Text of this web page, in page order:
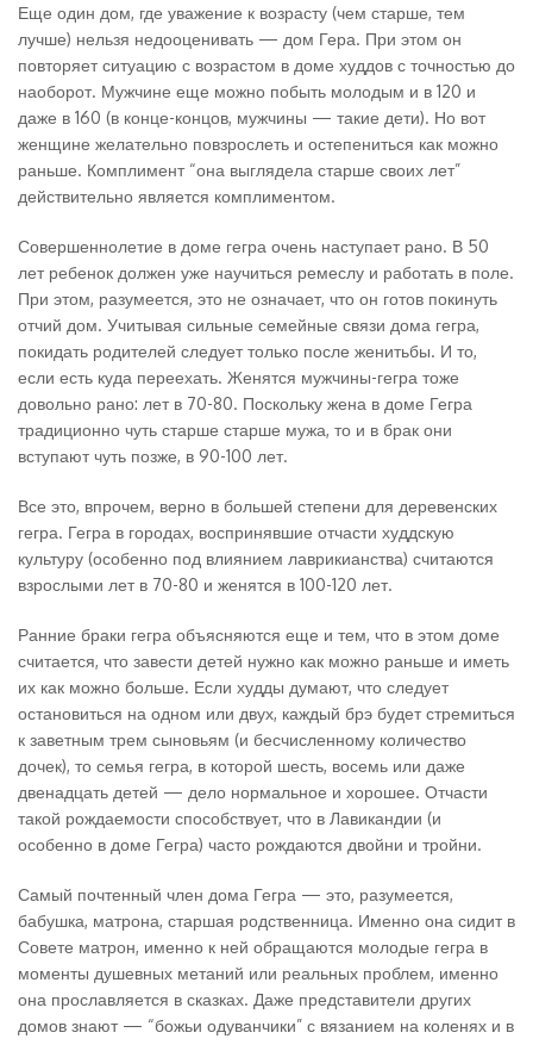
Еще один дом, где уважение к возрасту (чем старше, тем
лучше) нельзя недооценивать — дом Гера. При этом он
повторяет ситуацию с возрастом в доме худдов с точностью до
наоборот. Мужчине еще можно побыть молодым и в 120 и
даже в 160 (в конце-концов, мужчины — такие дети). Но вот
женщине желательно повзрослеть и остепениться как можно
раньше. Комплимент “она выглядела старше своих лет”
действительно является комплиментом.
Совершеннолетие в доме гегра очень наступает рано. В 50
лет ребенок должен уже научиться ремеслу и работать в поле.
При этом, разумеется, это не означает, что он готов покинуть
отчий дом. Учитывая сильные семейные связи дома гегра,
покидать родителей следует только после женитьбы. И то,
если есть куда переехать. Женятся мужчины-гегра тоже
довольно рано: лет в 70-80. Поскольку жена в доме Гегра
традиционно чуть старше старше мужа, то и в брак они
вступают чуть позже, в 90-100 лет.
Все это, впрочем, верно в большей степени для деревенских
гегра. Гегра в городах, воспринявшие отчасти худдскую
культуру (особенно под влиянием лаврикианства) считаются
взрослыми лет в 70-80 и женятся в 100-120 лет.
Ранние браки гегра объясняются еще и тем, что в этом доме
считается, что завести детей нужно как можно раньше и иметь
их как можно больше. Если худды думают, что следует
остановиться на одном или двух, каждый брэ будет стремиться
к заветным трем сыновьям (и бесчисленному количество
дочек), то семья гегра, в которой шесть, восемь или даже
двенадцать детей — дело нормальное и хорошее. Отчасти
такой рождаемости способствует, что в Лавикандии (и
особенно в доме Гегра) часто рождаются двойни и тройни.
Самый почтенный член дома Гегра — это, разумеется,
бабушка, матрона, старшая родственница. Именно она сидит в
Совете матрон, именно к ней обращаются молодые гегра в
моменты душевных метаний или реальных проблем, именно
она прославляется в сказках. Даже представители других
домов знают — “божьи одуванчики” с вязанием на коленях и в